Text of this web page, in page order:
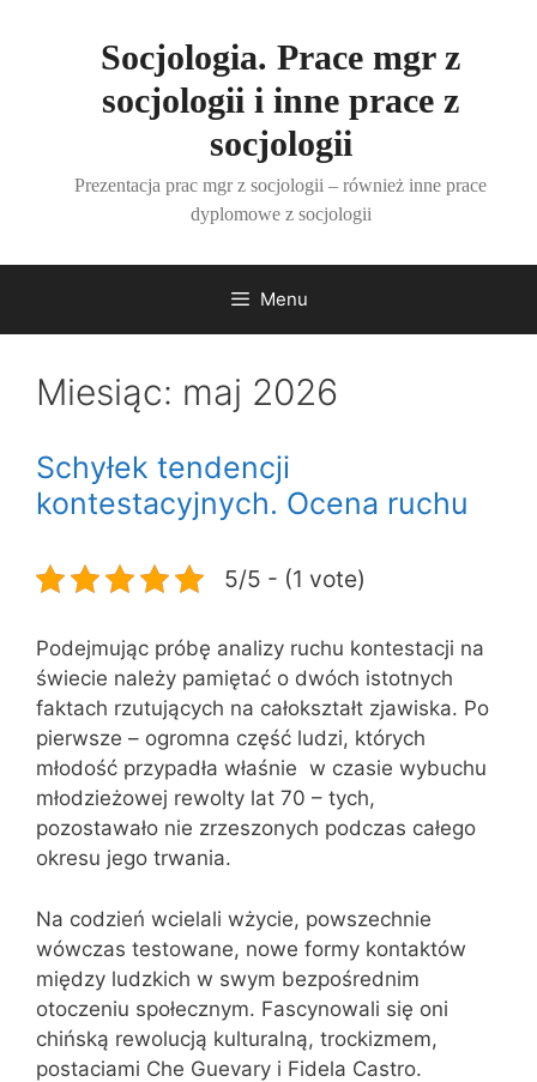
Socjologia. Prace mgr z
socjologii i inne prace z
socjologii
Prezentacja prac mgr z socjologii – również inne prace
dyplomowe z socjologii
Menu
Miesiąc: maj 2026
Schyłek tendencji
kontestacyjnych. Ocena ruchu
5/5 - (1 vote)
Podejmując próbę analizy ruchu kontestacji na
świecie należy pamiętać o dwóch istotnych
faktach rzutujących na całokształt zjawiska. Po
pierwsze – ogromna część ludzi, których
młodość przypadła właśnie w czasie wybuchu
młodzieżowej rewolty lat 70 – tych,
pozostawało nie zrzeszonych podczas całego
okresu jego trwania.
Na codzień wcielali wżycie, powszechnie
wówczas testowane, nowe formy kontaktów
między ludzkich w swym bezpośrednim
otoczeniu społecznym. Fascynowali się oni
chińską rewolucją kulturalną, trockizmem,
postaciami Che Guevary i Fidela Castro.